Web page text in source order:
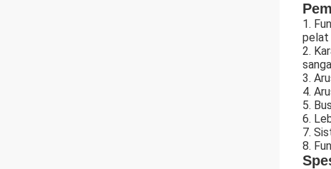
1.
pelat
2.
3.
4.
5.
6.
7.
8.